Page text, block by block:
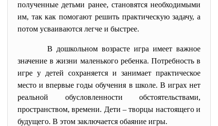
полученные детьми ранее, становятся необходимыми
им, так как помогают решить практическую задачу, а
потом усваиваются легче и быстрее.
В дошкольном возрасте игра имеет важное
значение в жизни маленького ребенка. Потребность в
игре у детей сохраняется и занимает практическое
место и впервые годы обучения в школе. В играх нет
реальной обусловленности обстоятельствами,
пространством, времени. Дети – творцы настоящего и
будущего. В этом заключается обаяние игры.